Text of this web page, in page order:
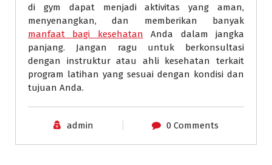
di gym dapat menjadi aktivitas yang aman,
menyenangkan, dan memberikan banyak
manfaat bagi kesehatan Anda dalam jangka
panjang. Jangan ragu untuk berkonsultasi
dengan instruktur atau ahli kesehatan terkait
program latihan yang sesuai dengan kondisi dan
tujuan Anda.
admin 0 Comments